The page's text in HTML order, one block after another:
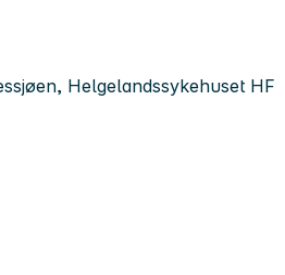
Helgelandssykehuset HF